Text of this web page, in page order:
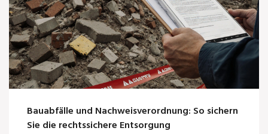
Bauabfälle und Nachweisverordnung: So sichern
Sie die rechtssichere Entsorgung